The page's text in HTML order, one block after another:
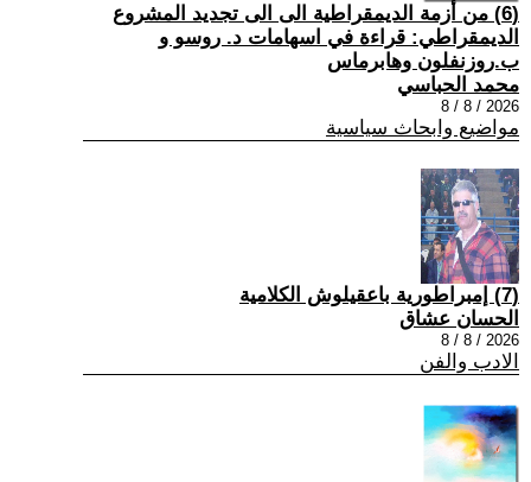
(6) من أزمة الديمقراطية الى الى تجديد المشروع
الديمقراطي: قراءة في اسهامات د. روسو و
ب.روزنفلون وهابرماس
محمد الحباسي
2026 / 8 / 8
مواضيع وابحاث سياسية
(7) إمبراطورية باعقيلوش الكلامية
الحسان عشاق
2026 / 8 / 8
الادب والفن